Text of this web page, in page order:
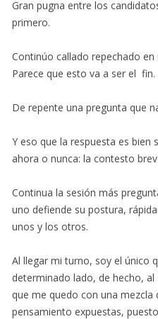
Gran pugna entre los
primero.
Continúo callado repechado
Parece que esto va a ser el fin.
De repente una pregunta que
Y eso que la respuesta es bien
ahora o nunca: la contesto
Continua la sesión más
uno defiende su postura,
unos y los otros.
Al llegar mi turno, soy el único
determinado lado, de hecho,
que me quedo con una mezcla
pensamiento expuestas,